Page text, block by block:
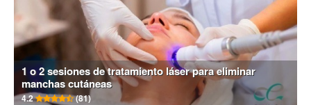
1 o 2 sesiones de tratamiento láser para eliminar
manchas cutáneas
4.2 (81)